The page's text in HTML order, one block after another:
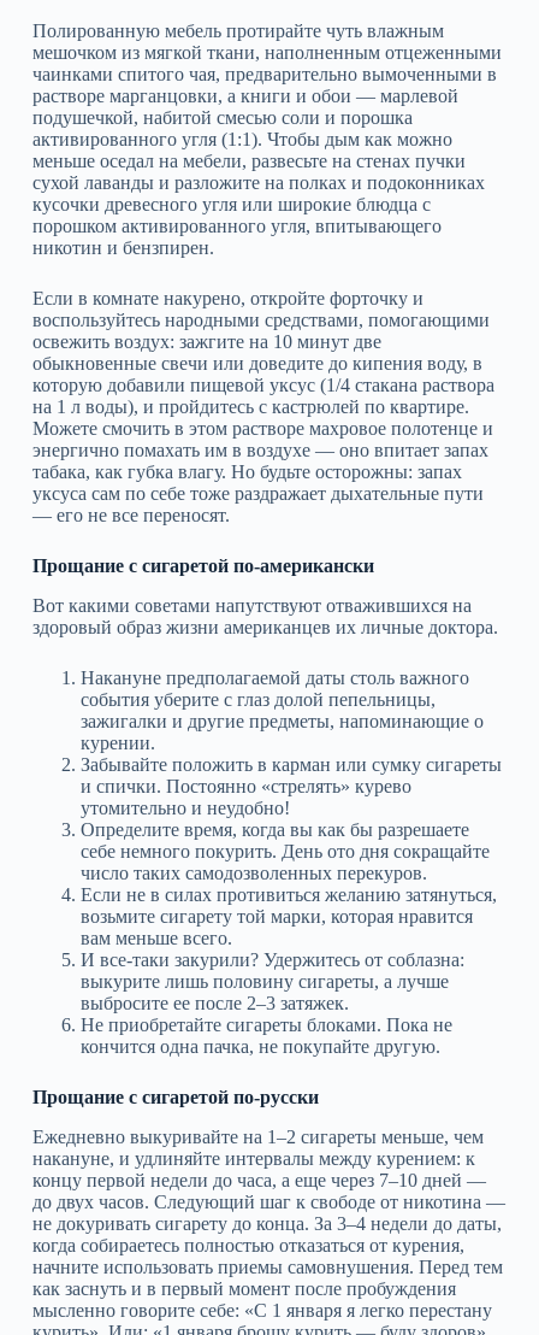
Полированную мебель протирайте чуть влажным
мешочком из мягкой ткани, наполненным отцеженными
чаинками спитого чая, предварительно вымоченными в
растворе марганцовки, а книги и обои — марлевой
подушечкой, набитой смесью соли и порошка
активированного угля (1:1). Чтобы дым как можно
меньше оседал на мебели, развесьте на стенах пучки
сухой лаванды и разложите на полках и подоконниках
кусочки древесного угля или широкие блюдца с
порошком активированного угля, впитывающего
никотин и бензпирен.
Если в комнате накурено, откройте форточку и
воспользуйтесь народными средствами, помогающими
освежить воздух: зажгите на 10 минут две
обыкновенные свечи или доведите до кипения воду, в
которую добавили пищевой уксус (1/4 стакана раствора
на 1 л воды), и пройдитесь с кастрюлей по квартире.
Можете смочить в этом растворе махровое полотенце и
энергично помахать им в воздухе — оно впитает запах
табака, как губка влагу. Но будьте осторожны: запах
уксуса сам по себе тоже раздражает дыхательные пути
— его не все переносят.
Прощание с сигаретой по-американски
Вот какими советами напутствуют отважившихся на
здоровый образ жизни американцев их личные доктора.
Накануне предполагаемой даты столь важного
события уберите с глаз долой пепельницы,
зажигалки и другие предметы, напоминающие о
курении.
Забывайте положить в карман или сумку сигареты
и спички. Постоянно «стрелять» курево
утомительно и неудобно!
Определите время, когда вы как бы разрешаете
себе немного покурить. День ото дня сокращайте
число таких самодозволенных перекуров.
Если не в силах противиться желанию затянуться,
возьмите сигарету той марки, которая нравится
вам меньше всего.
И все-таки закурили? Удержитесь от соблазна:
выкурите лишь половину сигареты, а лучше
выбросите ее после 2–3 затяжек.
Не приобретайте сигареты блоками. Пока не
кончится одна пачка, не покупайте другую.
Прощание с сигаретой по-русски
Ежедневно выкуривайте на 1–2 сигареты меньше, чем
накануне, и удлиняйте интервалы между курением: к
концу первой недели до часа, а еще через 7–10 дней —
до двух часов. Следующий шаг к свободе от никотина —
не докуривать сигарету до конца. За 3–4 недели до даты,
когда собираетесь полностью отказаться от курения,
начните использовать приемы самовнушения. Перед тем
как заснуть и в первый момент после пробуждения
мысленно говорите себе: «С 1 января я легко перестану